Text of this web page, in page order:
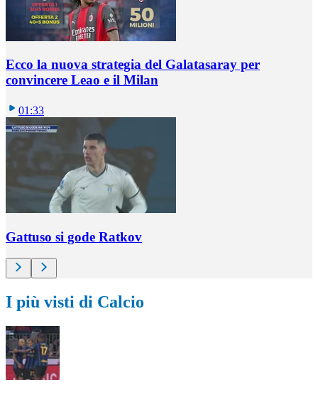
Ecco la nuova strategia del Galatasaray per
convincere Leao e il Milan
01:33
Gattuso si gode Ratkov
I più visti di Calcio